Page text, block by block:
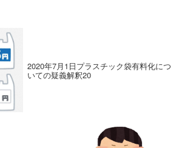
2020年7月1日プラスチック袋有料化につ
いての疑義解釈20